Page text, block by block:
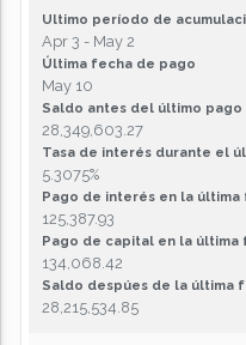
Ultimo período de
Apr 3 - May 2
Última fecha de pago
May 10
Saldo antes del último pago
28,349,603.27
Tasa de interés durante el
5.3075%
Pago de interés en la
125,387.93
Pago de capital en la última
134,068.42
Saldo despúes de la última
28,215,534.85